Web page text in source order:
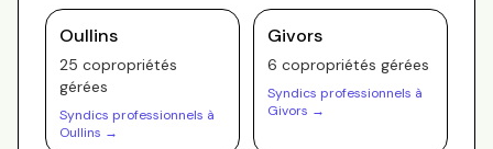
Oullins
25 copropriétés
gérées
Syndics professionnels à
Oullins →
Givors
6 copropriétés gérées
Syndics professionnels à
Givors →